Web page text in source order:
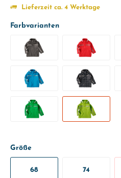
Lieferzeit ca. 4 Werktage
Farbvarianten
Größe
68 74